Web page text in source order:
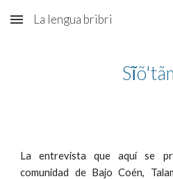
Skip to main content
La lengua bribri
La entrevista que aquí se
comunidad de Bajo Coén,